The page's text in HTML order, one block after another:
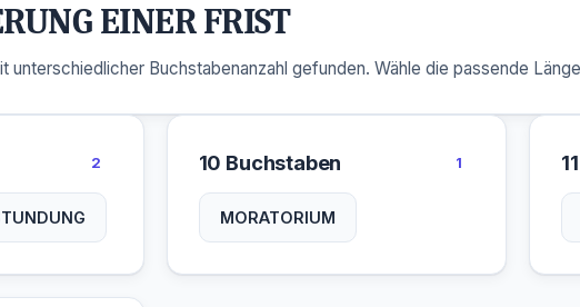
EINER FRIST
unterschiedlicher Buchstabenanzahl gefunden. Wähle die passende
2 10 Buchstaben 1
MORATORIUM